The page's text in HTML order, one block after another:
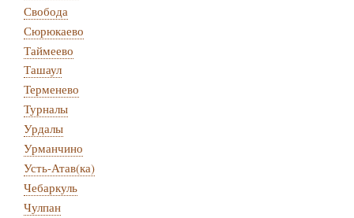
Свобода
Сюрюкаево
Таймеево
Ташаул
Терменево
Турналы
Урдалы
Урманчино
Усть-Атав(ка)
Чебаркуль
Чулпан